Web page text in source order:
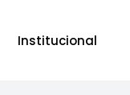
Institucional